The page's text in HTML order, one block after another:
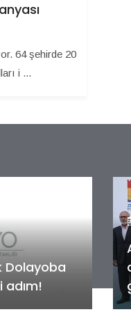
64 şehirde 20
i ...